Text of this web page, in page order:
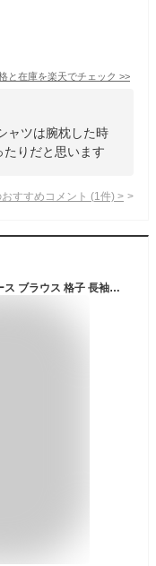
と在庫を楽天でチェック >>
ャツは腕枕した時
りだと思います
すすめコメント (1 件) >
綿100％平織 チェック ロールアップ レディース ブラウス 格子 長袖シャツ 薄手 柔らか手触り カジュアル アウトドア 作業用ブラウス 作業ブラウス 農作業着 農作業 畑仕事 ガーデニング 園芸 仕事着 登山 家事 M L LL 春 夏 秋